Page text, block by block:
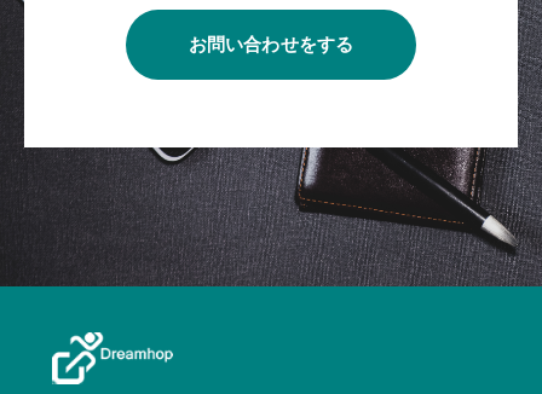
お問い合わせをする